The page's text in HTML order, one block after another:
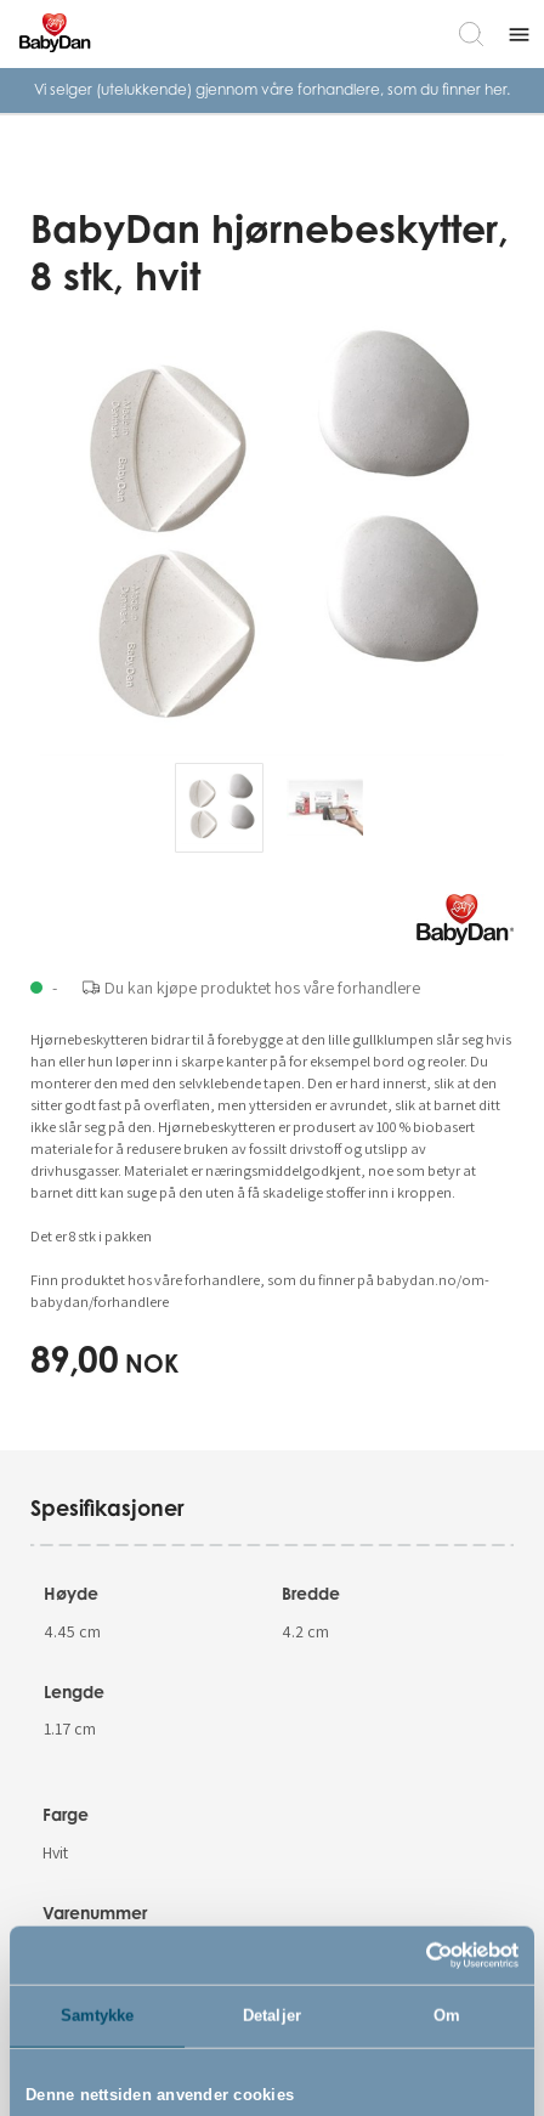
Samtykke Detaljer Om
Denne nettsiden anvender cookies
menu
Vi selger (utelukkende) gjennom våre forhandlere, som du finner her.
- Du kan kjøpe produktet hos våre forhandlere
Hjørnebeskytteren bidrar til å forebygge at den lille gullklumpen slår seg hvis
han eller hun løper inn i skarpe kanter på for eksempel bord og reoler. Du
monterer den med den selvklebende tapen. Den er hard innerst, slik at den
sitter godt fast på overflaten, men yttersiden er avrundet, slik at barnet ditt
ikke slår seg på den. Hjørnebeskytteren er produsert av 100 % biobasert
materiale for å redusere bruken av fossilt drivstoff og utslipp av
drivhusgasser. Materialet er næringsmiddelgodkjent, noe som betyr at
barnet ditt kan suge på den uten å få skadelige stoffer inn i kroppen.
Det er 8 stk i pakken
Finn produktet hos våre forhandlere, som du finner på babydan.no/om-
babydan/forhandlere
89,00 NOK
BabyDan hjørnebeskytter,
8 stk, hvit
Spesifikasjoner
Høyde
4.45 cm
Bredde
4.2 cm
Lengde
1.17 cm
Farge
Hvit
Varenummer
Advarsler